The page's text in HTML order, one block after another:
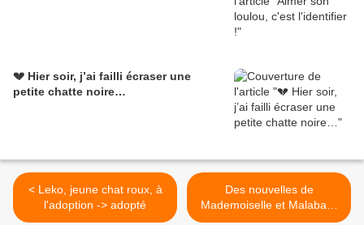
💔 Hier soir, j’ai failli écraser une
petite chatte noire…
< Leko, jeune chat roux, à
l'adoption -> adopté
Des nouvelles de
Mademoiselle et Malabar !
>